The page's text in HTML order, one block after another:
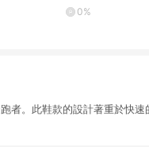
0%
者。此鞋款的設計著重於快